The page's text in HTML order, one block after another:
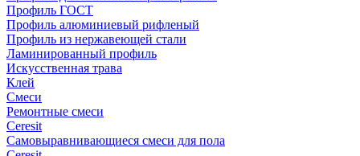
Профиль ГОСТ
Профиль алюминиевый рифленый
Профиль из нержавеющей стали
Ламинированный профиль
Искусственная трава
Клей
Смеси
Ремонтные смеси
Ceresit
Самовыравнивающиеся смеси для пола